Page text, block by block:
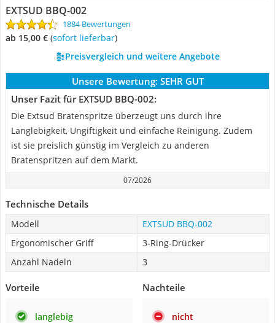
EXTSUD BBQ-002
1884 Bewertungen
ab 15,00 € ( Sofort lieferbar)
Preisvergleich und weitere Angebote
Unsere Bewertung: SEHR GUT
Unser Fazit für EXTSUD BBQ-002:
Die Extsud Bratenspritze überzeugt uns durch ihre
Langlebigkeit, Ungiftigkeit und einfache Reinigung. Zudem
ist sie preislich günstig im Vergleich zu anderen
Bratenspritzen auf dem Markt.
07/2026
Technische Details
Modell
EXTSUD BBQ-002
Ergonomischer Griff
3-Ring-Drücker
Anzahl Nadeln
3
Vorteile
langlebig
Nachteile
nicht